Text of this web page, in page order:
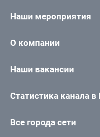
Наши мероприятия
О компании
Наши вакансии
Статистика канала в
Все города сети